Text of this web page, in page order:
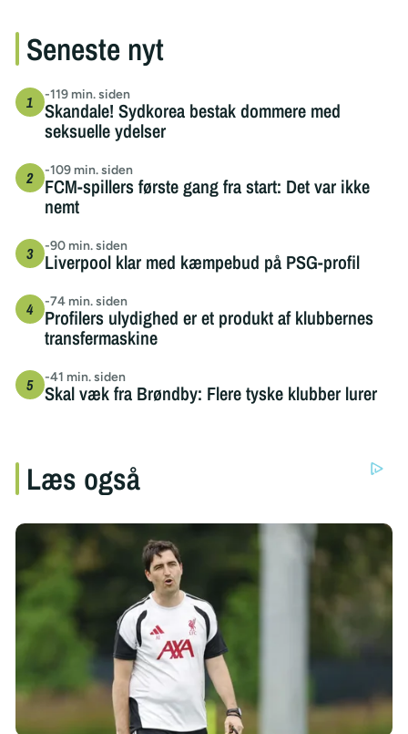
Seneste nyt
-119 min. siden
Skandale! Sydkorea bestak dommere med
seksuelle ydelser
-109 min. siden
FCM-spillers første gang fra start: Det var ikke
nemt
-90 min. siden
Liverpool klar med kæmpebud på PSG-profil
-74 min. siden
Profilers ulydighed er et produkt af klubbernes
transfermaskine
-41 min. siden
Skal væk fra Brøndby: Flere tyske klubber lurer